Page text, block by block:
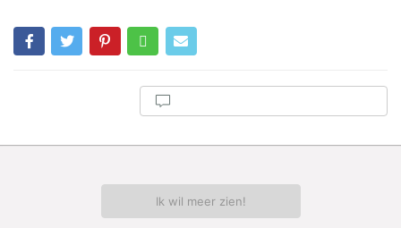
Ik wil meer zien!